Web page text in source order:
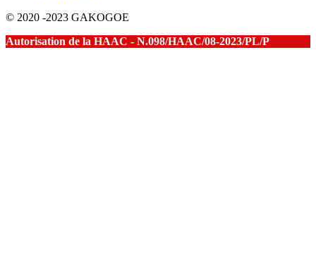
© 2020 -2023 GAKOGOE
Autorisation de la HAAC - N.098/HAAC/08-2023/PL/P